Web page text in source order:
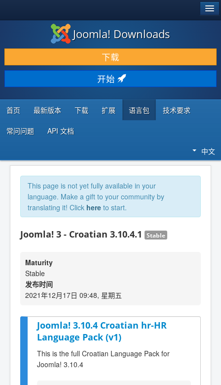
下载 & 扩展
发现 & 学习
社区 & 支持
开发者资源
Joomla! Downloads
下载
开始
首页 最新版本 下载 扩展 语言包 技术要求
常问问题 API 文档
中文
This page is not yet fully available in your
language. Make a gift to your community by
translating it! Click here to start.
Joomla! 3 - Croatian 3.10.4.1 Stable
Maturity
Stable
发布时间
2021年12月17日 09:48, 星期五
Joomla! 3.10.4 Croatian hr-HR
Language Pack (v1)
This is the full Croatian Language Pack for
Joomla! 3.10.4